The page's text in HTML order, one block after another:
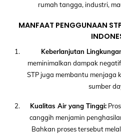
rumah tangga, industri,
MANFAAT PENGGUNAAN
Keberlanjutan
meminimalkan dampak
STP juga membantu menjaga
sumber
Kualitas Air yang Tinggi:
canggih menjamin
Bahkan proses tersebut